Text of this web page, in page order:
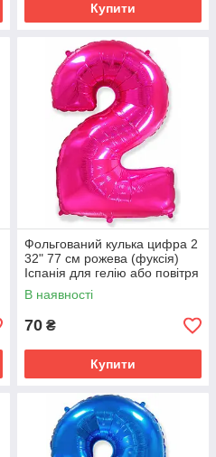
Купити
Фольгований кулька цифра 2
32" 77 см рожева (фуксія)
Іспанія для гелію або повітря
В наявності
70 ₴
Купити